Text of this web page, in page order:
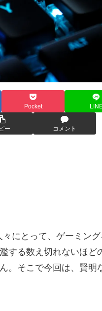
Pocket
ー コメント
にとって、ゲーミン
する数え切れないほど
。そこで今回は、賢明